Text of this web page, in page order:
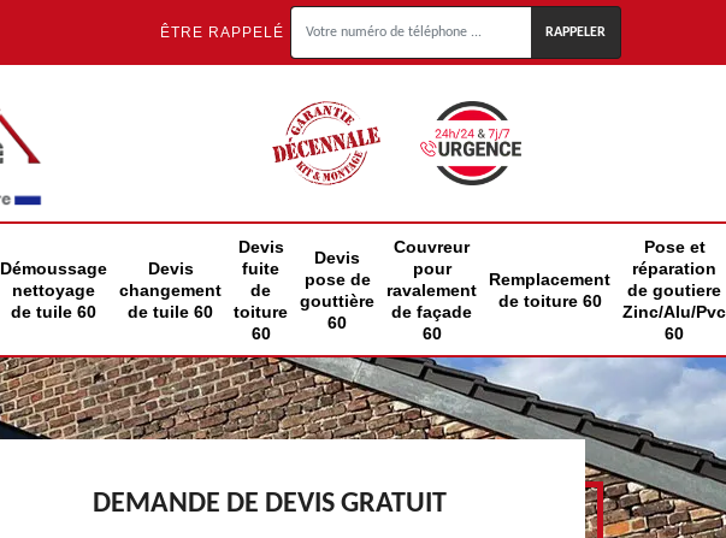
ÊTRE RAPPELÉ
Démoussage
nettoyage
de tuile 60
Devis
changement
de tuile 60
Devis
fuite
de
toiture
60
Devis
pose de
gouttière
60
Couvreur
pour
ravalement
de façade
60
Remplacement
de toiture 60
Pose et
réparation
de goutiere
Zinc/Alu/Pvc
60
DEMANDE DE DEVIS GRATUIT